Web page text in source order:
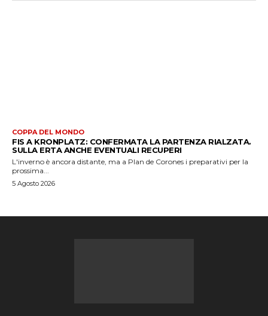
COPPA DEL MONDO
FIS A KRONPLATZ: CONFERMATA LA PARTENZA RIALZATA.
SULLA ERTA ANCHE EVENTUALI RECUPERI
L'inverno è ancora distante, ma a Plan de Corones i preparativi per la
prossima...
5 Agosto 2026